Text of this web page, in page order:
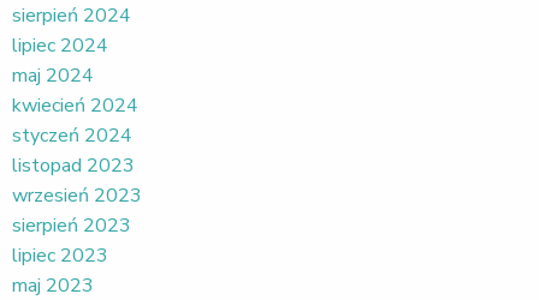
sierpień 2024
lipiec 2024
maj 2024
kwiecień 2024
styczeń 2024
listopad 2023
wrzesień 2023
sierpień 2023
lipiec 2023
maj 2023